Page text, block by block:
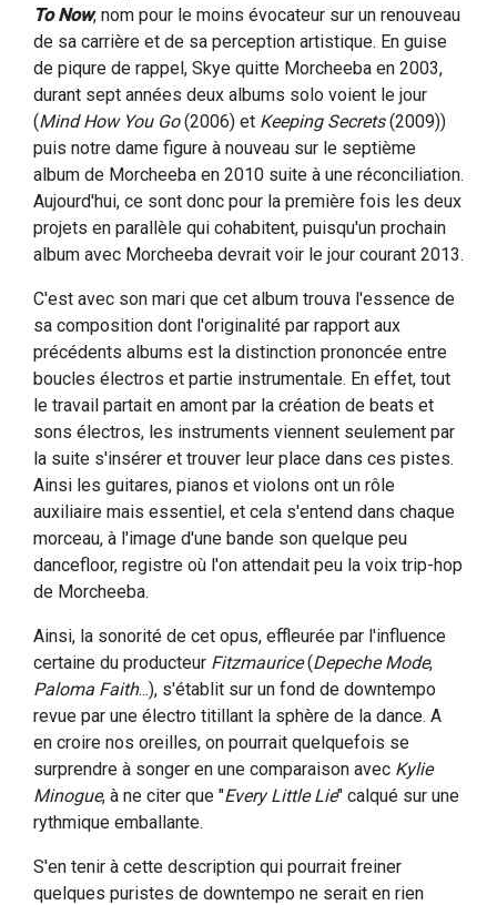
To Now, nom pour le moins évocateur sur un renouveau
de sa carrière et de sa perception artistique. En guise
de piqure de rappel, Skye quitte Morcheeba en 2003,
durant sept années deux albums solo voient le jour
(Mind How You Go(2006) et Keeping Secrets(2009))
puis notre dame figure à nouveau sur le septième
album de Morcheeba en 2010 suite à une réconciliation.
Aujourd'hui, ce sont donc pour la première fois les deux
projets en parallèle qui cohabitent, puisqu'un prochain
album avec Morcheeba devrait voir le jour courant 2013.
C'est avec son mari que cet album trouva l'essence de
sa composition dont l'originalité par rapport aux
précédents albums est la distinction prononcée entre
boucles électros et partie instrumentale. En effet, tout
le travail partait en amont par la création de beats et
sons électros, les instruments viennent seulement par
la suite s'insérer et trouver leur place dans ces pistes.
Ainsi les guitares, pianos et violons ont un rôle
auxiliaire mais essentiel, et cela s'entend dans chaque
morceau, à l'image d'une bande son quelque peu
dancefloor, registre où l'on attendait peu la voix trip-hop
de Morcheeba.
Ainsi, la sonorité de cet opus, effleurée par l'influence
certaine du producteur Fitzmaurice(Depeche Mode,
Paloma Faith...), s'établit sur un fond de downtempo
revue par une électro titillant la sphère de la dance. A
en croire nos oreilles, on pourrait quelquefois se
surprendre à songer en une comparaison avec Kylie
Minogue, à ne citer que "Every Little Lie" calqué sur une
rythmique emballante.
S'en tenir à cette description qui pourrait freiner
quelques puristes de downtempo ne serait en rien